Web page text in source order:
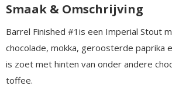
Smaak & Omschrijving
Barrel Finished #1is een Imperial Stout
chocolade, mokka, geroosterde paprika
is zoet met hinten van onder andere
toffee.